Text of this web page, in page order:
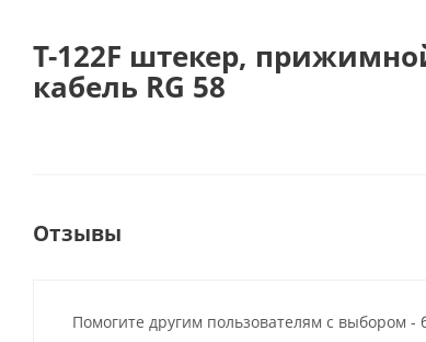
T-122F штекер,
кабель RG 58
Отзывы
Помогите другим пользователям с выбором